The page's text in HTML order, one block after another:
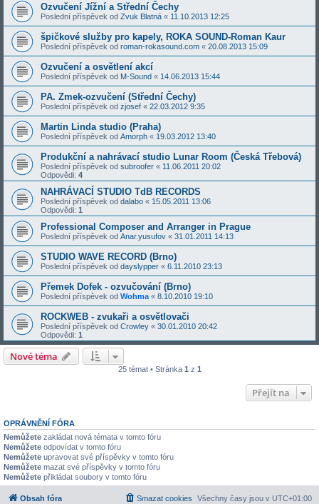
Ozvučení Jížní a Střední Čechy
Poslední příspěvek od Zvuk Blatná « 11.10.2013 12:25
špičkové služby pro kapely, ROKA SOUND-Roman Kaur
Poslední příspěvek od roman-rokasound.com « 20.08.2013 15:09
Ozvučení a osvětlení akcí
Poslední příspěvek od M-Sound « 14.06.2013 15:44
PA. Zmek-ozvučení (Střední Čechy)
Poslední příspěvek od zjosef « 22.03.2012 9:35
Martin Linda studio (Praha)
Poslední příspěvek od Amorph « 19.03.2012 13:40
Produkční a nahrávací studio Lunar Room (Česká Třebová)
Poslední příspěvek od subroofer « 11.06.2011 20:02
Odpovědi: 4
NAHRÁVACÍ STUDIO TdB RECORDS
Poslední příspěvek od dalabo « 15.05.2011 13:06
Odpovědi: 1
Professional Composer and Arranger in Prague
Poslední příspěvek od Anar.yusufov « 31.01.2011 14:13
STUDIO WAVE RECORD (Brno)
Poslední příspěvek od dayslypper « 6.11.2010 23:13
Přemek Dofek - ozvučování (Brno)
Poslední příspěvek od Wohma « 8.10.2010 19:10
ROCKWEB - zvukaři a osvětlovači
Poslední příspěvek od Crowley « 30.01.2010 20:42
Odpovědi: 1
Nové téma
25 témat • Stránka 1 z 1
Přejít na
OPRÁVNĚNÍ FÓRA
Nemůžete zakládat nová témata v tomto fóru
Nemůžete odpovídat v tomto fóru
Nemůžete upravovat své příspěvky v tomto fóru
Nemůžete mazat své příspěvky v tomto fóru
Nemůžete přikládat soubory v tomto fóru
Obsah fóra Všechny časy jsou v UTC+01:00
Smazat cookies